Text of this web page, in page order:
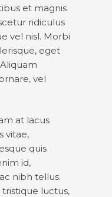
et magnis
ridiculus
vel nisl. Morbi
eget
vel
at lacus
vitae,
quis
id,
nibh tellus.
luctus,